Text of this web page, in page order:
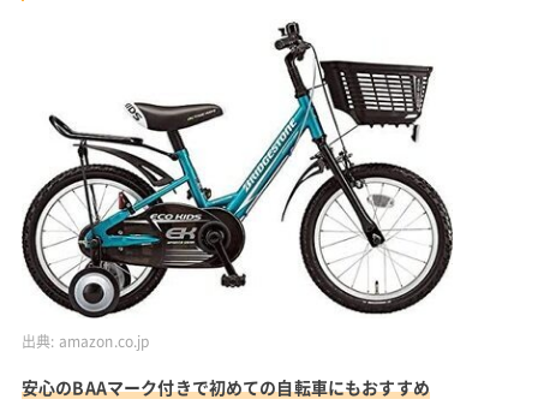
出典: amazon.co.jp
安心のBAAマーク付きで初めての自転車にもおすすめ